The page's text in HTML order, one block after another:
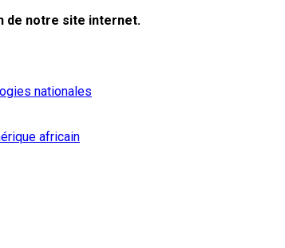
de notre site internet.
nationales
africain